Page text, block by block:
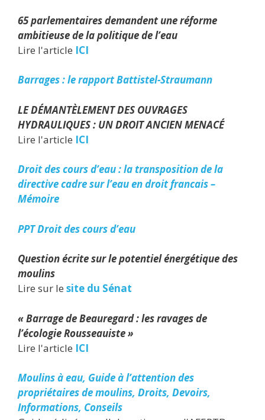
65 parlementaires demandent une réforme
ambitieuse de la politique de l’eau
Lire l'article ICI
Barrages : le rapport Battistel-Straumann
LE DÉMANTÈLEMENT DES OUVRAGES
HYDRAULIQUES : UN DROIT ANCIEN MENACÉ
Lire l'article ICI
Droit des cours d’eau : la transposition de la
directive cadre sur l’eau en droit francais –
Mémoire
PPT Droit des cours d’eau
Question écrite sur le potentiel énergétique des
moulins
Lire sur le site du Sénat
« Barrage de Beauregard : les ravages de
l’écologie Rousseauiste »
Lire l'article ICI
Moulins à eau, Guide à l’attention des
propriétaires de moulins, Droits, Devoirs,
Informations, Conseils